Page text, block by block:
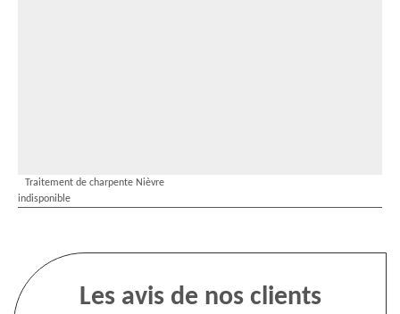
Traitement de charpente Nièvre
indisponible
Les avis de nos clients